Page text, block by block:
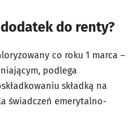
do renty?
co roku 1 marca –
podlega
składką na
świadczeń emerytalno-